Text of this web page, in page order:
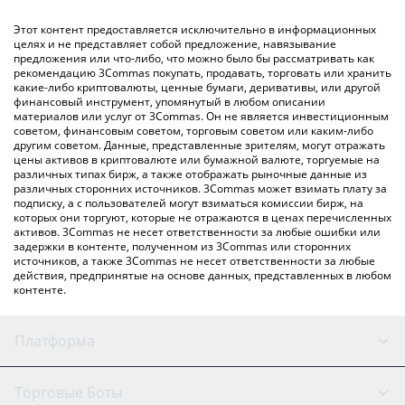
Вы также можете использовать приведенную выше таблицу
цен Crogecoin, чтобы проверить последние цены на
Crogecoin в основных фиатных и криптовалютах.
Этот контент предоставляется исключительно в информационных
целях и не представляет собой предложение, навязывание
предложения или что-либо, что можно было бы рассматривать как
рекомендацию 3Commas покупать, продавать, торговать или хранить
какие-либо криптовалюты, ценные бумаги, деривативы, или другой
финансовый инструмент, упомянутый в любом описании
материалов или услуг от 3Commas. Он не является инвестиционным
советом, финансовым советом, торговым советом или каким-либо
другим советом. Данные, представленные зрителям, могут отражать
цены активов в криптовалюте или бумажной валюте, торгуемые на
различных типах бирж, а также отображать рыночные данные из
различных сторонних источников. 3Commas может взимать плату за
подписку, а с пользователей могут взиматься комиссии бирж, на
которых они торгуют, которые не отражаются в ценах перечисленных
активов. 3Commas не несет ответственности за любые ошибки или
задержки в контенте, полученном из 3Commas или сторонних
источников, а также 3Commas не несет ответственности за любые
действия, предпринятые на основе данных, представленных в любом
контенте.
Платформа
GRID Бот
Торговые Боты